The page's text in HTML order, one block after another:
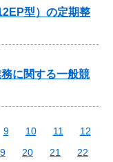
型）の定期整
に関する一般競
9 10 11
12
20 21
22